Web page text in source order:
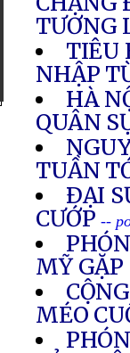
TƯƠNG
TIÊU
NHẬP
HÀ
QUÂN
TUẦN
ÐẠI
CƯỚP --
MỸ
MÉO